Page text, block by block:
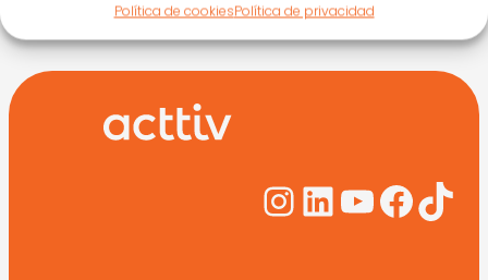
Política de cookiesPolítica de privacidad
Instagram
LinkedIn